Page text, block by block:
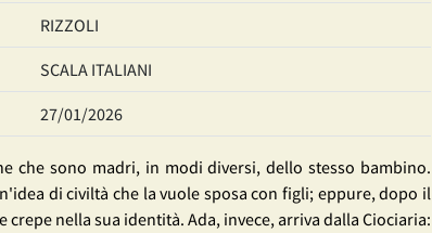
RIZZOLI
SCALA ITALIANI
27/01/2026
che sono madri, in modi diversi, dello stesso bambino.
di civiltà che la vuole sposa con figli; eppure, dopo il
nella sua identità. Ada, invece, arriva dalla Ciociaria: